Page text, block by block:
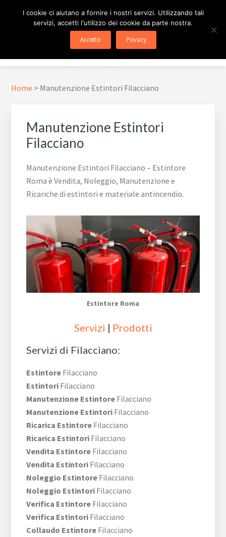
pagina
ESTINTORE ROMA
In Tutta Roma E Provincia
Menu
Home > Manutenzione Estintori Filacciano
Manutenzione Estintori
Filacciano
Manutenzione Estintori Filacciano – Estintore
Roma è Vendita, Noleggio, Manutenzione e
Ricariche di estintori e materiale antincendio.
Estintore Roma
Servizi | Prodotti
Servizi di Filacciano:
Estintore Filacciano
Estintori Filacciano
Manutenzione Estintore Filacciano
Manutenzione Estintori Filacciano
Ricarica Estintore Filacciano
Ricarica Estintori Filacciano
Vendita Estintore Filacciano
Vendita Estintori Filacciano
Noleggio Estintore Filacciano
Noleggio Estintori Filacciano
Verifica Estintore Filacciano
Verifica Estintori Filacciano
Collaudo Estintore Filacciano
I cookie ci aiutano a fornire i nostri servizi. Utilizzando tali
servizi, accetti l'utilizzo dei cookie da parte nostra.
Accetto Privacy